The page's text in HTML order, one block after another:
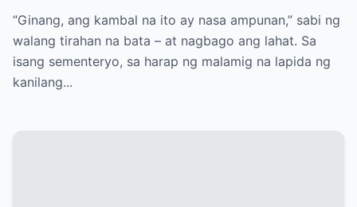
“Ginang, ang kambal na ito ay nasa ampunan,” sabi ng
walang tirahan na bata – at nagbago ang lahat. Sa
isang sementeryo, sa harap ng malamig na lapida ng
kanilang...